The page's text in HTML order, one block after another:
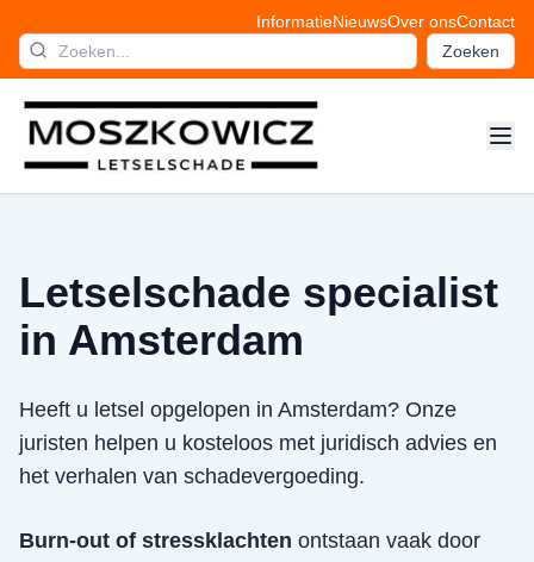
InformatieNieuwsOver onsContact
Zoeken
Letselschade specialist
in Amsterdam
Heeft u letsel opgelopen in Amsterdam? Onze
juristen helpen u kosteloos met juridisch advies en
het verhalen van schadevergoeding.
Burn-out of stressklachten ontstaan vaak door